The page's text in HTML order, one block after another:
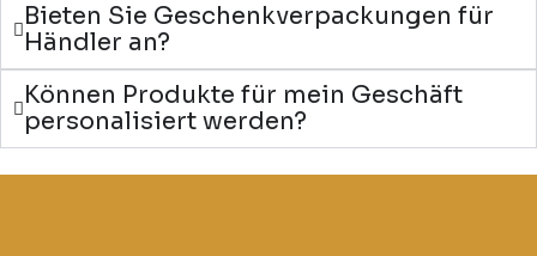
Bieten Sie Geschenkverpackungen für
Händler an?
Können Produkte für mein Geschäft
personalisiert werden?